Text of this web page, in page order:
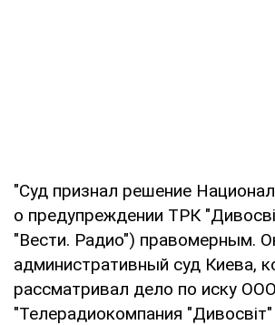
"Суд признал решение
о предупреждении ТРК
"Вести. Радио") правомерным.
административный суд Киева,
рассматривал дело по иску ООО
"Телерадиокомпания